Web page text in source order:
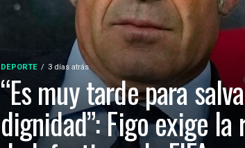
DEPORTE 3 días atrás
“Es muy tarde para
dignidad”: Figo exige la